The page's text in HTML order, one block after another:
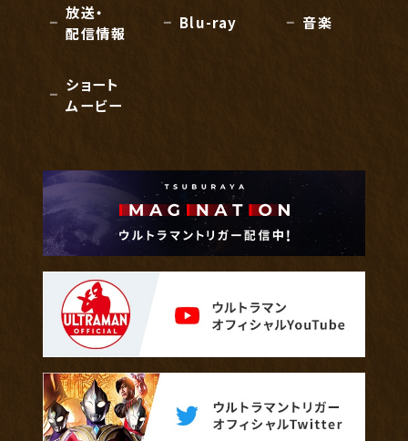
放送・
配信情報
Blu-ray 音楽
ショート
ムービー